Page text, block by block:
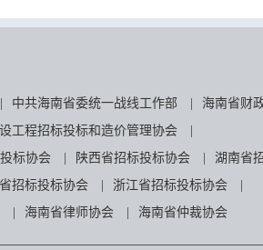
中共海南省委统一战线工作部 海南省财
工程招标投标和造价管理协会
标协会 陕西省招标投标协会 湖南省
招标投标协会 浙江省招标投标协会
海南省律师协会 海南省仲裁协会